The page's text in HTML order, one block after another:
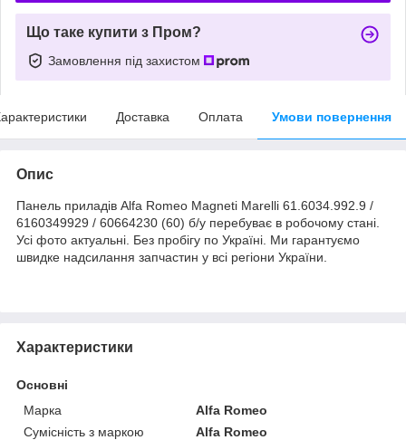
Що таке купити з Пром?
Замовлення під захистом
Доставка Оплата Умови повернення
Опис
Панель приладів Alfa Romeo Magneti Marelli 61.6034.992.9 /
6160349929 / 60664230 (60) б/у перебуває в робочому стані.
Усі фото актуальні. Без пробігу по Україні. Ми гарантуємо
швидке надсилання запчастин у всі регіони України.
Характеристики
Основні
Марка
Alfa Romeo
Сумісність з маркою
Alfa Romeo